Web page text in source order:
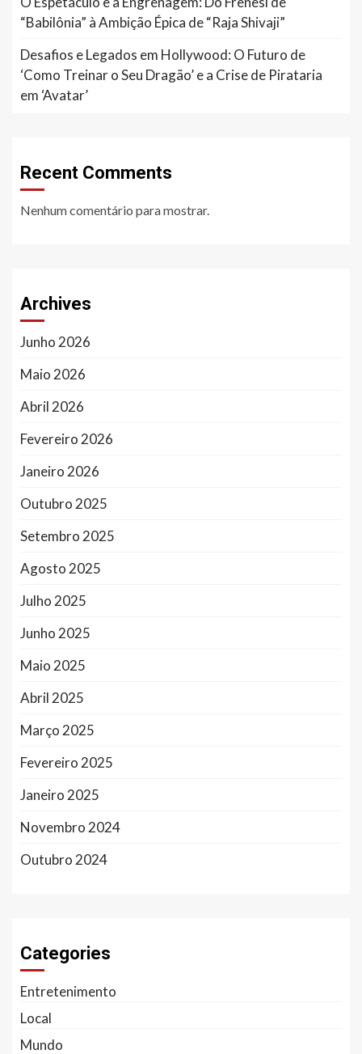
“Babilônia” à Ambição Épica de “Raja Shivaji”
Desafios e Legados em Hollywood: O Futuro de
‘Como Treinar o Seu Dragão’ e a Crise de Pirataria
em ‘Avatar’
Recent Comments
Nenhum comentário para mostrar.
Archives
Junho 2026
Maio 2026
Abril 2026
Fevereiro 2026
Janeiro 2026
Outubro 2025
Setembro 2025
Agosto 2025
Julho 2025
Junho 2025
Maio 2025
Abril 2025
Março 2025
Fevereiro 2025
Janeiro 2025
Novembro 2024
Outubro 2024
Categories
Entretenimento
Local
Mundo